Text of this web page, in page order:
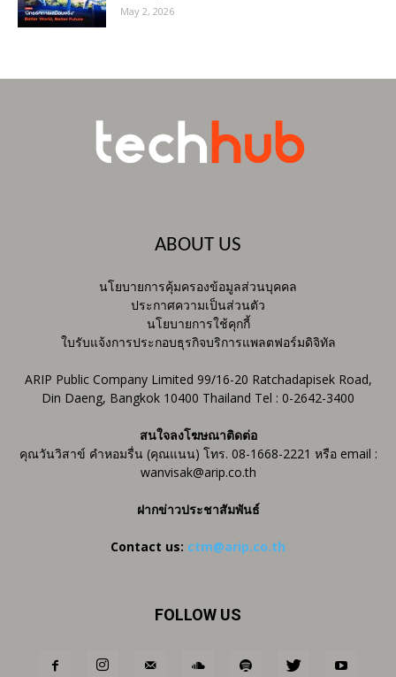
May 2, 2026
ABOUT US
นโยบายการคุ้มครองข้อมูลส่วนบุคคล
ประกาศความเป็นส่วนตัว
นโยบายการใช้คุกกี้
ใบรับแจ้งการประกอบธุรกิจบริการแพลตฟอร์มดิจิทัล
ARIP Public Company Limited 99/16-20 Ratchadapisek Road,
Din Daeng, Bangkok 10400 Thailand Tel : 0-2642-3400
สนใจลงโฆษณาติดต่อ
คุณวันวิสาข์ คำหอมรื่น (คุณแนน) โทร. 08-1668-2221 หรือ email :
wanvisak@arip.co.th
ฝากข่าวประชาสัมพันธ์
Contact us: ctm@arip.co.th
FOLLOW US